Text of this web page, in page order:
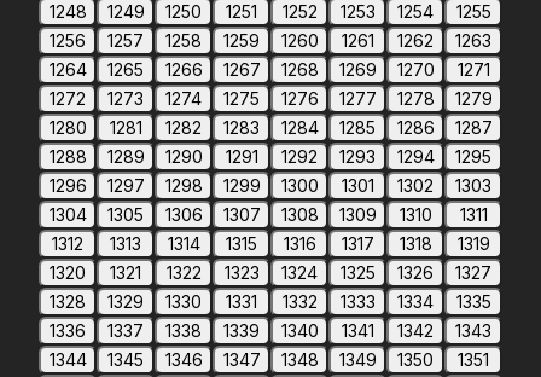
1248
1249 1250 1251 1252 1253 1254
1255
1256
1257 1258 1259 1260 1261 1262
1263
1264
1265 1266 1267 1268 1269 1270
1271
1272
1273 1274 1275 1276 1277 1278
1279
1280
1281 1282 1283 1284 1285 1286
1287
1288
1289 1290 1291 1292 1293 1294
1295
1296
1297 1298 1299 1300 1301 1302
1303
1304
1305 1306 1307 1308 1309 1310
1311
1312
1313 1314 1315 1316 1317 1318
1319
1320
1321 1322 1323 1324 1325 1326
1327
1328
1329 1330 1331 1332 1333 1334
1335
1336
1337 1338 1339 1340 1341 1342
1343
1344
1345 1346 1347 1348 1349 1350
1351